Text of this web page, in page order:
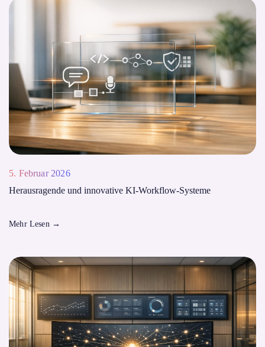
5. Februar 2026
Herausragende und innovative KI-Workflow-Systeme
Mehr Lesen →